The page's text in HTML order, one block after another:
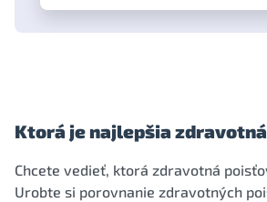
Ktorá je najlepšia
Chcete vedieť, ktorá zdravotná
Urobte si porovnanie zdravotných